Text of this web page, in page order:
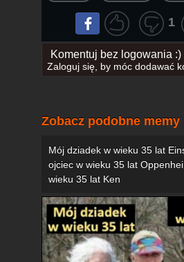
1
Komentuj bez logowania :)
Zaloguj się, by móc dodawać
Zobacz podobne memy
Mój dziadek w wieku 35 lat
ojciec w wieku 35 lat
wieku 35 lat Ken